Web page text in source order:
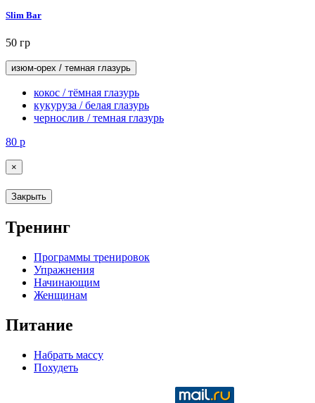
Slim Bar
50 гр
изюм-орех / темная глазурь
кокос / тёмная глазурь
кукуруза / белая глазурь
чернослив / темная глазурь
80 р
×
Закрыть
Тренинг
Программы тренировок
Упражнения
Начинающим
Женщинам
Питание
Набрать массу
Похудеть